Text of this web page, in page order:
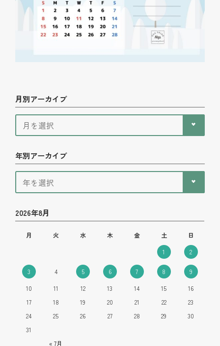
月別アーカイブ
年別アーカイブ
2026年8月
月 火 水 木 金 土 日
« 7月
1 2
3 4 5 6 7 8
9
10
11 12 13 14 15
16
17
18 19 20 21 22
23
24
25 26 27 28 29
30
31